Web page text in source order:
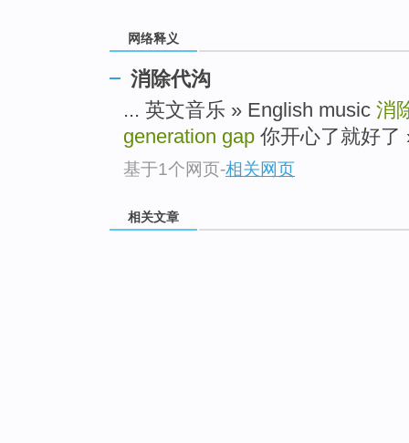
网络释义
消除代沟
... 英文音乐 » English music 消
generation gap 你开心了就好了
基于1个网页-相关网页
相关文章